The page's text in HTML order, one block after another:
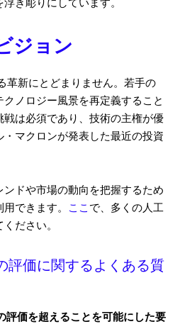
き彫りにしています。
ジョン
革新にとどまりません。若手の
ノロジー風景を再定義すること
は必須であり、技術の主権が優
マクロンが発表した最近の投資
ドや市場の動向を把握するため
できます。
ここ で、多くの人工
ださい。
評価に関するよくある質
価を超えることを可能にした要